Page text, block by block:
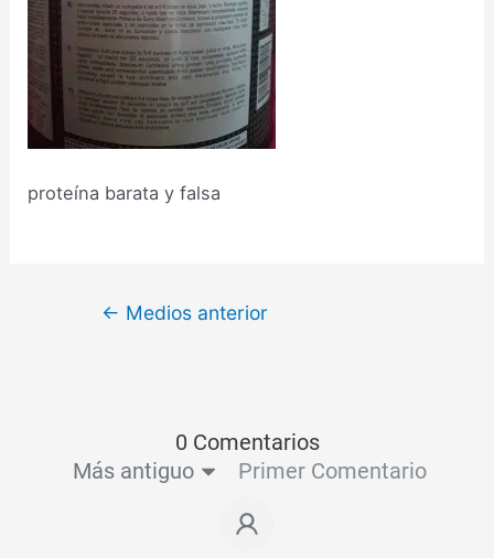
proteína barata y falsa
← Medios anterior
0 Comentarios
Más antiguo
Primer Comentario